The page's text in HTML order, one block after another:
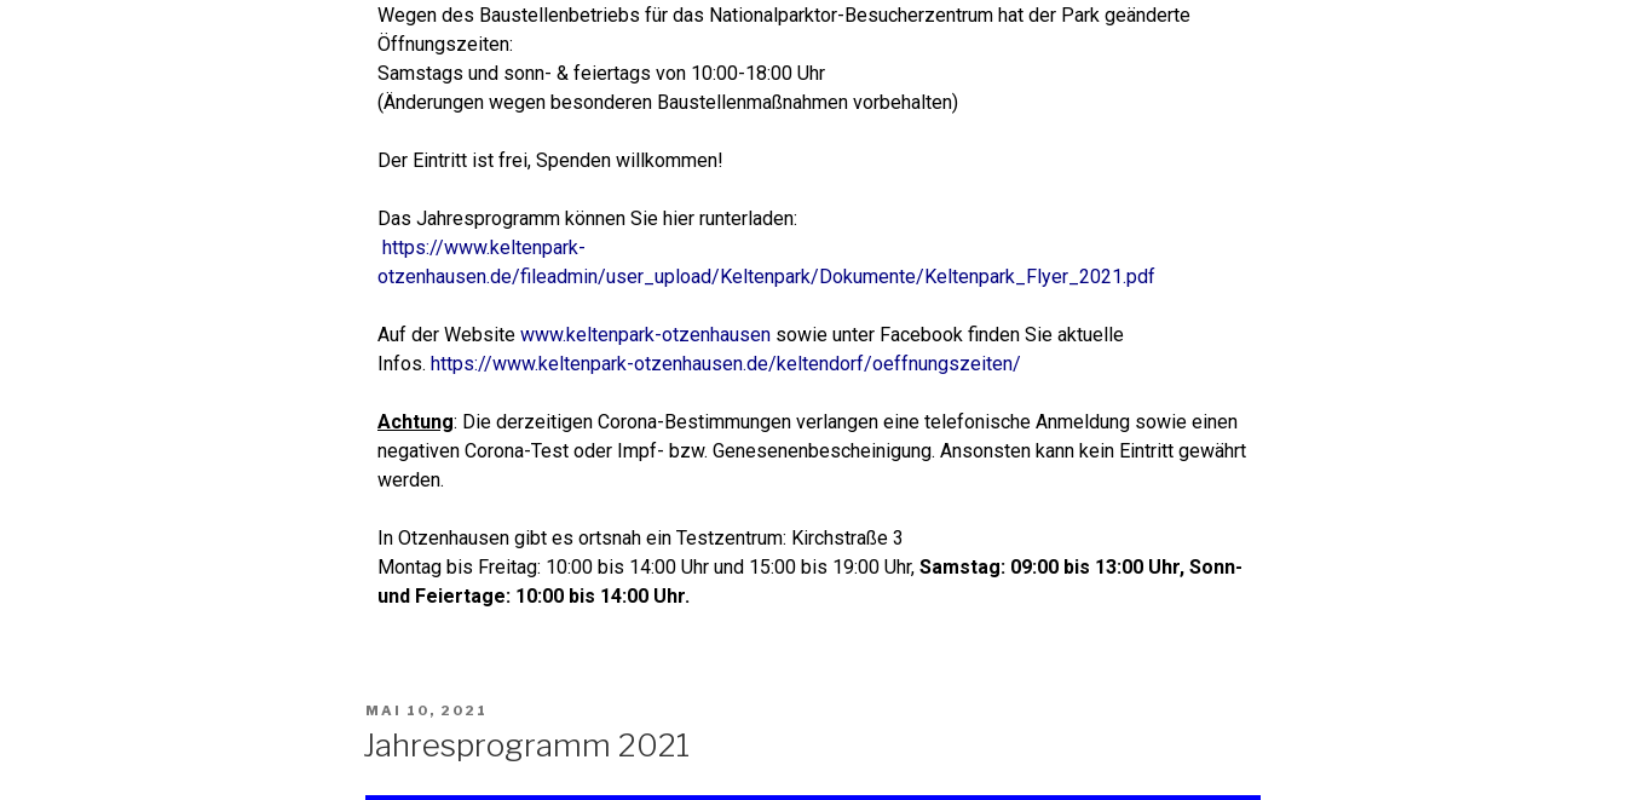
Wegen des Baustellenbetriebs für das Nationalparktor-Besucherzentrum hat der Park geänderte
Öffnungszeiten:
Samstags und sonn- & feiertags von 10:00-18:00 Uhr
(Änderungen wegen besonderen Baustellenmaßnahmen vorbehalten)
Der Eintritt ist frei, Spenden willkommen!
Das Jahresprogramm können Sie hier runterladen:
https://www.keltenpark-
otzenhausen.de/fileadmin/user_upload/Keltenpark/Dokumente/Keltenpark_Flyer_2021.pdf
Auf der Website www.keltenpark-otzenhausen sowie unter Facebook finden Sie aktuelle
Infos. https://www.keltenpark-otzenhausen.de/keltendorf/oeffnungszeiten/
Achtung: Die derzeitigen Corona-Bestimmungen verlangen eine telefonische Anmeldung sowie einen
negativen Corona-Test oder Impf- bzw. Genesenenbescheinigung. Ansonsten kann kein Eintritt gewährt
werden.
In Otzenhausen gibt es ortsnah ein Testzentrum: Kirchstraße 3
Montag bis Freitag: 10:00 bis 14:00 Uhr und 15:00 bis 19:00 Uhr, Samstag: 09:00 bis 13:00 Uhr, Sonn-
und Feiertage: 10:00 bis 14:00 Uhr.
MAI 10, 2021
Jahresprogramm 2021